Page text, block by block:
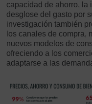
capacidad de ahorro, la
desglose del gasto por
investigación también
los canales de compra,
nuevos modelos de
ofreciendo a los
adaptarse a las